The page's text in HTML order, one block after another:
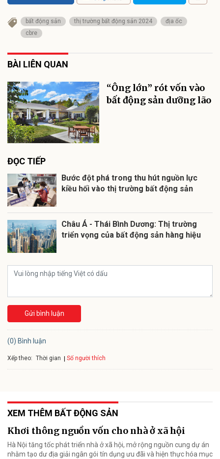
bất động sản thị trường bất động sản 2024
địa ốc
cbre
BÀI LIÊN QUAN
“Ông lớn” rót vốn vào
bất động sản dưỡng lão
ĐỌC TIẾP
Bước đột phá trong thu hút nguồn lực
kiều hối vào thị trường bất động sản
Châu Á - Thái Bình Dương: Thị trường
triển vọng của bất động sản hàng hiệu
Gửi bình luận
(0) Bình luận
Xếp theo: Thời gian Số người thích
XEM THÊM BẤT ĐỘNG SẢN
Khơi thông nguồn vốn cho nhà ở xã hội
Hà Nội tăng tốc phát triển nhà ở xã hội, mở rộng nguồn cung dự án
nhằm tạo dư địa giải ngân gói tín dụng ưu đãi và hiện thực hóa mục